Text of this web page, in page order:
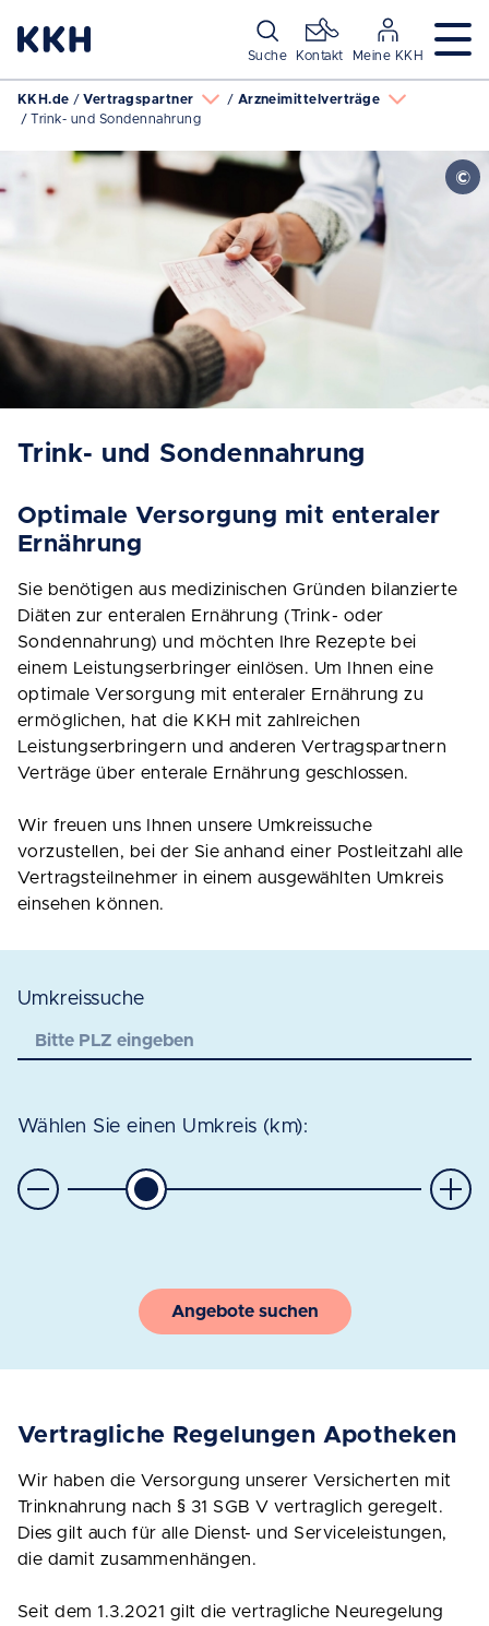
Suche Kontakt Meine KKH
KKH.de Vertragspartner
Arzneimittelverträge
Trink- und Sondennahrung
Trink- und Sondennahrung
Optimale Versorgung mit enteraler
Ernährung
Sie benötigen aus medizinischen Gründen bilanzierte
Diäten zur enteralen Ernährung (Trink- oder
Sondennahrung) und möchten Ihre Rezepte bei
einem Leistungserbringer einlösen. Um Ihnen eine
optimale Versorgung mit enteraler Ernährung zu
ermöglichen, hat die KKH mit zahlreichen
Leistungserbringern und anderen Vertragspartnern
Verträge über enterale Ernährung geschlossen.
Wir freuen uns Ihnen unsere Umkreissuche
vorzustellen, bei der Sie anhand einer Postleitzahl alle
Vertragsteilnehmer in einem ausgewählten Umkreis
einsehen können.
Umkreissuche
Wählen Sie einen Umkreis (km):
Angebote suchen
Vertragliche Regelungen Apotheken
Wir haben die Versorgung unserer Versicherten mit
Trinknahrung nach § 31 SGB V vertraglich geregelt.
Dies gilt auch für alle Dienst- und Serviceleistungen,
die damit zusammenhängen.
Seit dem 1.3.2021 gilt die vertragliche Neuregelung